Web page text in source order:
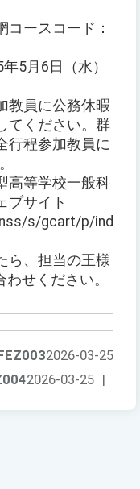
コースコード：
5月6日（水）
教員に公務休暇
てください。群
行程参加教員に
高等学校一般科
ブサイト
s/gcart/p/index
ら、担当の王様
せください。
2026-03-25
2026-03-25 |